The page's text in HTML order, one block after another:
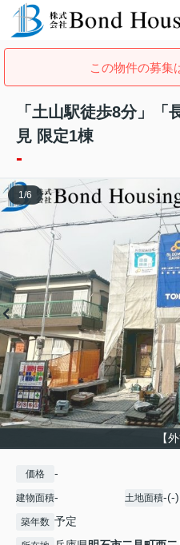
この物件の募集
「土山駅徒歩8分」「
見 限定1棟
-
【
1/6
価格 -
建物面積- 土地面積-(-)
築年数 予定